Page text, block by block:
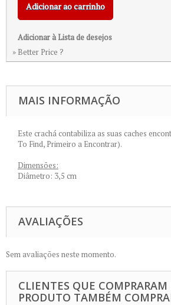
Adicionar ao carrinho
Adicionar à Lista de desejos
» Better Price ?
MAIS INFORMAÇÃO
Este crachá contabiliza as suas caches
To Find, Primeiro a Encontrar).
Dimensões:
Diâmetro: 3,5 cm
AVALIAÇÕES
Sem avaliações neste momento.
CLIENTES QUE COMPRARAM
PRODUTO TAMBÉM